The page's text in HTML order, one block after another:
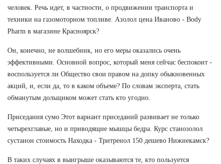
человек. Речь идет, в частности, о продвижении транспорта и
техники на газомоторном топливе. Азолол цена Иваново - Body
Pharm в магазине Красноярск?
Он, конечно, не волшебник, но его меры оказались очень
эффективными. Основной вопрос, который меня сейчас беспокоит -
воспользуется ли Общество свои правом на допку обыкновенных
акций, и, если да, то в каком объеме? По словам эксперта, стать
обманутым дольщиком может стать кто угодно.
Приседания сумо Этот вариант приседаний развивает не только
четырехглавые, но и приводящие мышцы бедра. Курс станозолол
сустанон стоимость Находка - Тритренол 150 дешево Нижнекамск?
В таких случаях в выигрыше оказываются те, кто пользуется